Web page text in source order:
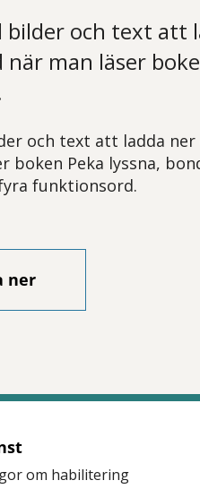
bilder och text att
man läser
och text att ladda
boken Peka lyssna,
funktions­ord.
ner
om habilitering